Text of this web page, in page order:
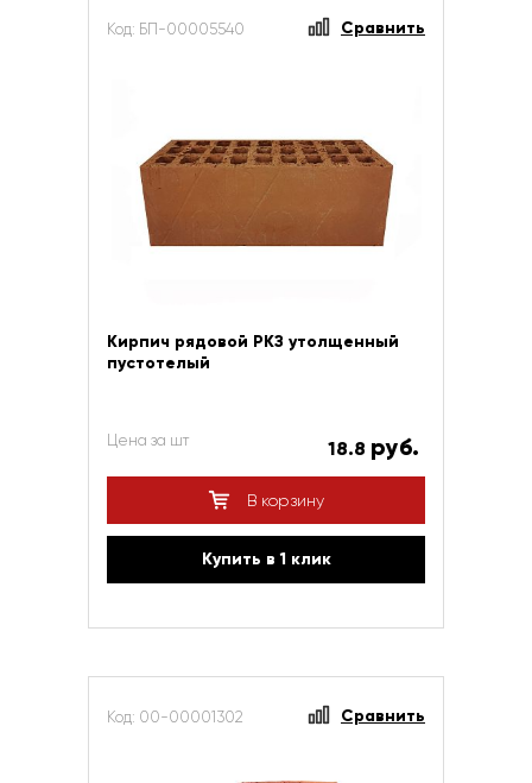
Код: БП-00005540 Сравнить
Кирпич рядовой РКЗ утолщенный
пустотелый
Цена за шт 18.8 руб.
В корзину
Купить в 1 клик
Код: 00-00001302 Сравнить